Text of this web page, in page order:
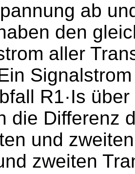
ab
den
aller
R1·Is
die Differenz
und
zweiten